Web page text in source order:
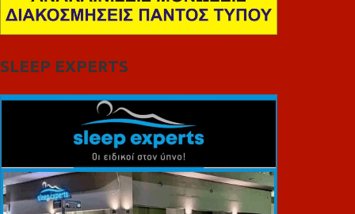
SLEEP EXPERTS